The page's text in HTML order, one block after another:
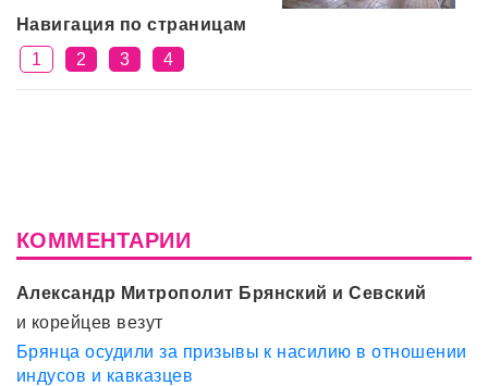
Навигация по страницам
1
2 3 4
КОММЕНТАРИИ
Александр Митрополит Брянский и Севский
и корейцев везут
Брянца осудили за призывы к насилию в отношении
индусов и кавказцев